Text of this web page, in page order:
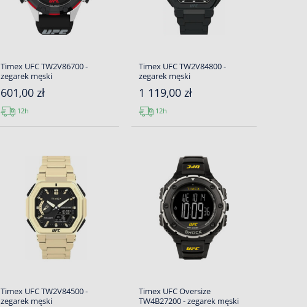
Timex UFC TW2V86700 -
zegarek męski
601,00 zł
12h
Timex UFC TW2V84800 -
zegarek męski
1 119,00 zł
12h
Timex UFC TW2V84500 -
zegarek męski
Timex UFC Oversize
TW4B27200 - zegarek męski